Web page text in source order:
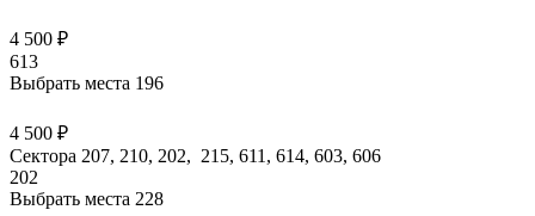
4 500 ₽
613
Выбрать места 196
4 500 ₽
Сектора 207, 210, 202, 215, 611, 614, 603, 606
202
Выбрать места 228